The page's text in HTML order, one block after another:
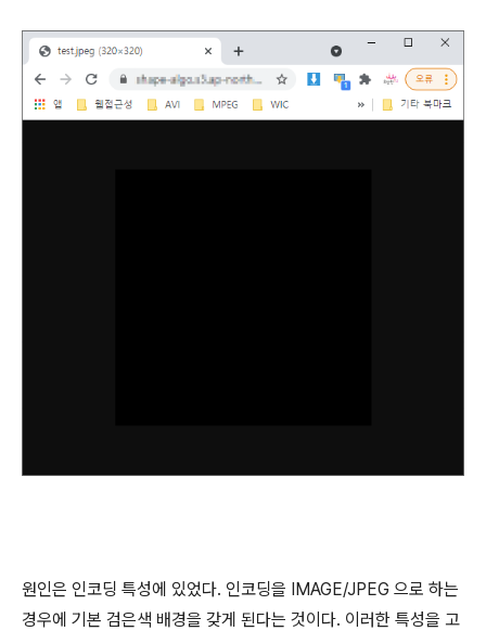
원인은 인코딩 특성에 있었다. 인코딩을 IMAGE/JPEG 으로 하는
경우에 기본 검은색 배경을 갖게 된다는 것이다. 이러한 특성을 고